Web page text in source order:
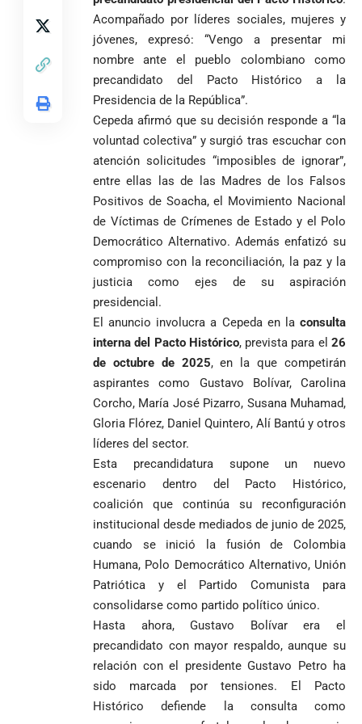
Acompañado por líderes sociales, mujeres y
jóvenes, expresó: “Vengo a presentar mi
nombre ante el pueblo colombiano como
precandidato del Pacto Histórico a la
Presidencia de la República”.
Cepeda afirmó que su decisión responde a “la
voluntad colectiva” y surgió tras escuchar con
atención solicitudes “imposibles de ignorar”,
entre ellas las de las Madres de los Falsos
Positivos de Soacha, el Movimiento Nacional
de Víctimas de Crímenes de Estado y el Polo
Democrático Alternativo. Además enfatizó su
compromiso con la reconciliación, la paz y la
justicia como ejes de su aspiración
presidencial.
El anuncio involucra a Cepeda en la consulta
interna del Pacto Histórico, prevista para el26
de octubre de 2025, en la que competirán
aspirantes como Gustavo Bolívar, Carolina
Corcho, María José Pizarro, Susana Muhamad,
Gloria Flórez, Daniel Quintero, Alí Bantú y otros
líderes del sector.
Esta precandidatura supone un nuevo
escenario dentro del Pacto Histórico,
coalición que continúa su reconfiguración
institucional desde mediados de junio de 2025,
cuando se inició la fusión de Colombia
Humana, Polo Democrático Alternativo, Unión
Patriótica y el Partido Comunista para
consolidarse como partido político único.
Hasta ahora, Gustavo Bolívar era el
precandidato con mayor respaldo, aunque su
relación con el presidente Gustavo Petro ha
sido marcada por tensiones. El Pacto
Histórico defiende la consulta como
Supersalud y
pide
suspensión
inmediata del
cargo
Tribunal de
Antioquia
de investidura
a concejales
de Medellín
Rodríguez y
Damián Pérez
Federico
Gutiérrez
documentos
al FBI, DEA y
Congreso
contra la ‘paz
presuntos
beneficios a
criminales
1
jornada académica
en Medellín
Diócesis de
Sonsón-Rionegro
rechaza fotos
templo de Guarne y
ordena acto de
desagravio
Humberto de
Jesús Hincapié
Álzate, reconocido
sacerdote de la
Girardota, Párroco
de Yolombo
Gustavo Petro
afirma que “no
se puede
proclamar
presidente” y
pide esperar
los
escrutinios
oficiales
Abelardo de la
Espriella es
elegido
Colombia tras
una histórica y
reñida
segunda
Uribe
arremete
contra Petro y
lo
por la crisis de
la salud en
Colombia
Marfil
sorprende a
Ecuador en el
último suspiro
y acaba con su
invicto de 19
partidos
Japón rescata
un empate
agónico ante
Países Bajos
mundialista
tuvo piedad:
goleó 7-1 a un
valiente
debut
mundialista
Medellín: un
camino que no
LA POLICRISIS
COMO HERENCIA
indígenas,
afrodescendientes
y mestizos
campesinos
inician nueva
jornada académica
en Medellín
Cardenal Rueda
pide desarmar el
corazón para
una Colombia
reconciliada
Diócesis de
Sonsón-Rionegro
rechaza fotos
tomadas en
templo de Guarne y
ordena acto de
desagravio